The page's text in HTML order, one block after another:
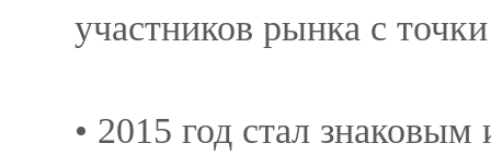
участников рынка с
• 2015 год стал